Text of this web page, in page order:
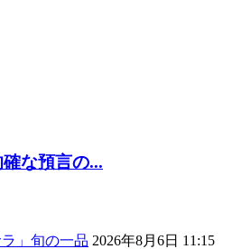
な預言の...
」旬の一品 2026年8月6日 11:15